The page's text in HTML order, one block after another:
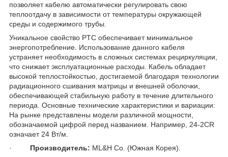
позволяет кабелю автоматически регулировать свою
теплоотдачу в зависимости от температуры окружающей
среды и содержимого трубы.
Уникальное свойство PTC обеспечивает минимальное
энергопотребление. Использование данного кабеля
устраняет необходимость в сложных системах рециркуляции,
что снижает эксплуатационные расходы. Кабель обладает
высокой теплостойкостью, достигаемой благодаря технологии
радиационного сшивания матрицы и внешней оболочки,
обеспечивающей стабильную работу в течение длительного
периода. Основные технические характеристики и вариации:
На рынке представлены модели различной мощности,
обозначаемой цифрой перед названием. Например, 24-2CR
означает 24 Вт/м.
· Производитель: ML&H Co. (Южная Корея).